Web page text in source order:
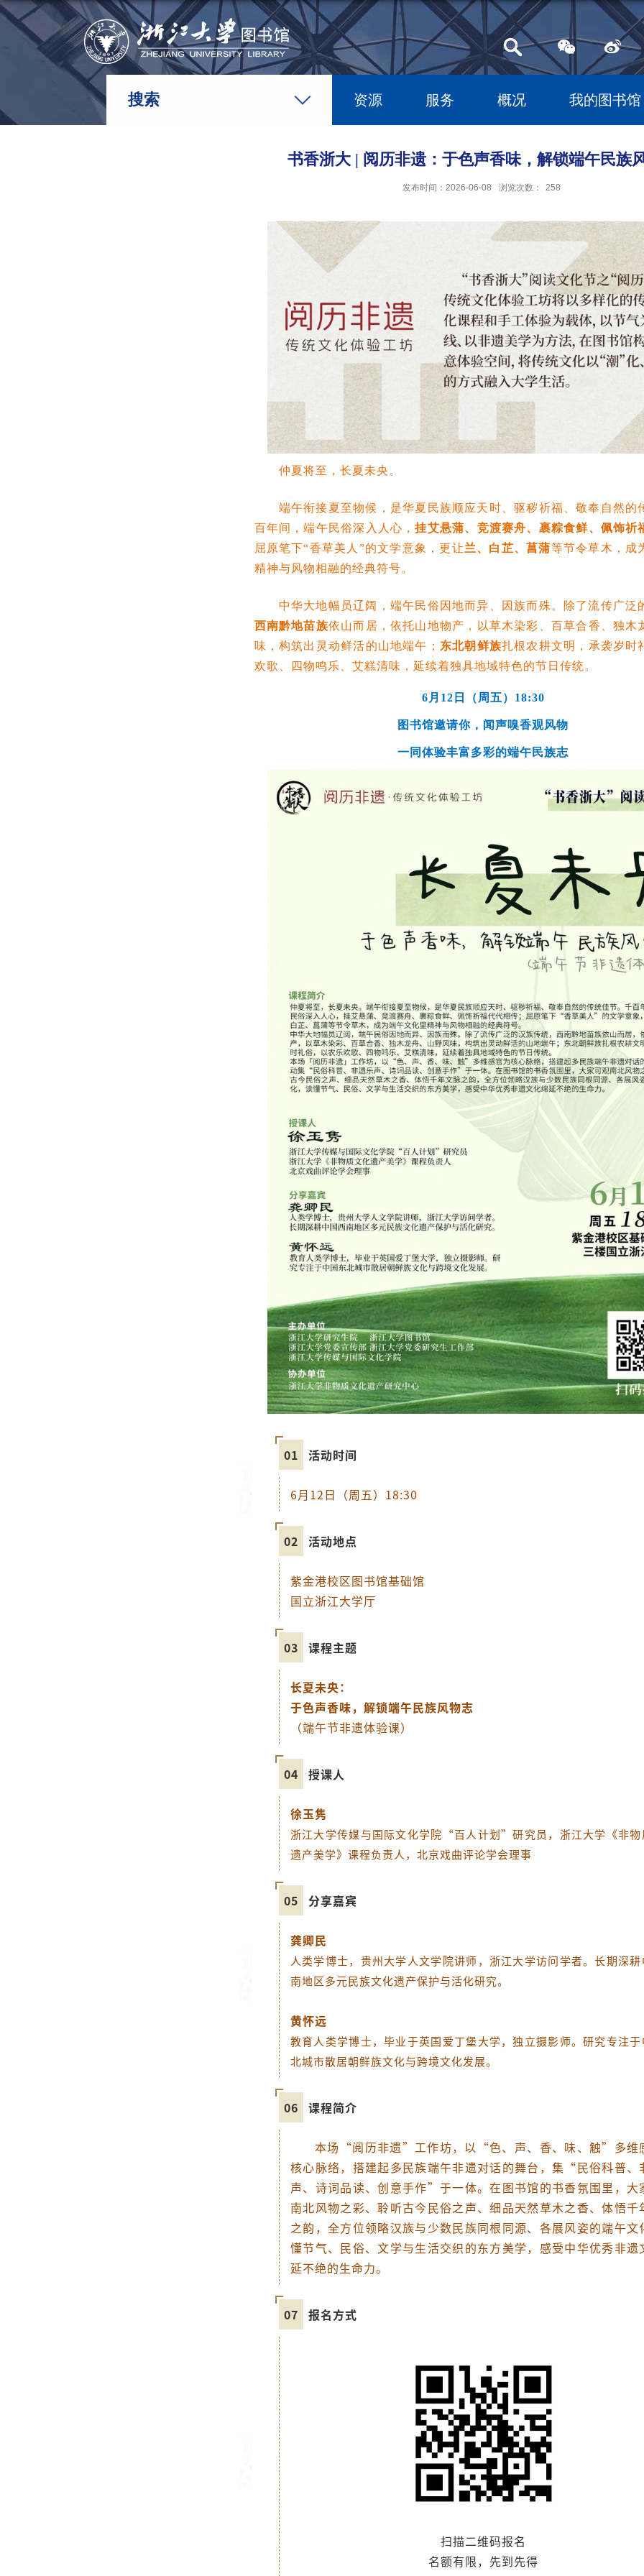
搜索 资源 服务 概况 我的图书馆
书香浙大 | 阅历非遗：于色声香味，解锁端午民族
发布时间：2026-06-08 浏览次数： 258
仲夏将至，长夏未央。
端午衔接夏至物候，是华夏民族顺应天时、驱秽祈福、敬奉自然的
百年间，端午民俗深入人心，挂艾悬蒲、竞渡赛舟、裹粽食鲜、佩饰祈
屈原笔下“香草美人”的文学意象，更让兰、白芷、菖蒲等节令草木，成
精神与风物相融的经典符号。
中华大地幅员辽阔，端午民俗因地而异、因族而殊。除了流传广泛
西南黔地苗族依山而居，依托山地物产，以草木染彩、百草合香、独木
味，构筑出灵动鲜活的山地端午； 东北朝鲜族扎根农耕文明，承袭岁时
欢歌、四物鸣乐、艾糕清味，延续着独具地域特色的节日传统。
6月12日（周五）18:30
图书馆邀请你，闻声嗅香观风物
一同体验丰富多彩的端午民族志
01 活动时间
6月12日（周五）18:30
02 活动地点
紫金港校区图书馆基础馆
国立浙江大学厅
03 课程主题
长夏未央：
于色声香味，解锁端午民族风物志
（端午节非遗体验课）
04 授课人
徐玉隽
浙江大学传媒与国际文化学院“百人计划”研究员， 浙江大学《非
遗产美学》课程负责人， 北京戏曲评论学会理事
05 分享嘉宾
龚卿民
人类学博士，贵州大学人文学院讲师，浙江大学访问学者。长期深
南地区多元民族文化遗产保护与活化研究。
黄怀远
教育人类学博士，毕业于英国爱丁堡大学，独立摄影师。研究专注
北城市散居朝鲜族文化与跨境文化发展。
06 课程简介
本场“阅历非遗”工作坊，以“色、声、香、味、触”多维
核心脉络，搭建起多民族端午非遗对话的舞台，集“民俗科普、
声、诗词品读、创意手作”于一体。在图书馆的书香氛围里，大
南北风物之彩、聆听古今民俗之声、细品天然草木之香、体悟千
之韵，全方位领略汉族与少数民族同根同源、各展风姿的端午文
懂节气、民俗、文学与生活交织的东方美学，感受中华优秀非遗
延不绝的生命力。
07 报名方式
扫描二维码报名
名额有限，先到先得